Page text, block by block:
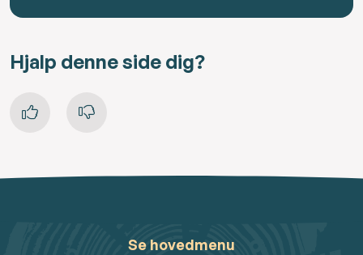
Hjalp denne side dig?
Se hovedmenu